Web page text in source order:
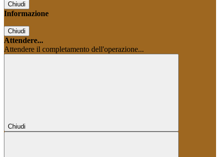
Chiudi
Informazione
Chiudi
Attendere...
Attendere il completamento dell'operazione...
Chiudi